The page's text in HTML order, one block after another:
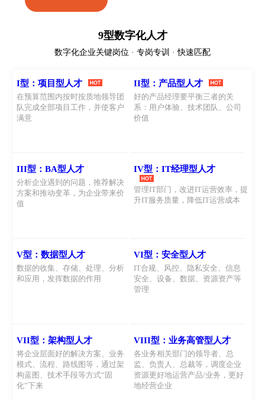
9型数字化人才
数字化企业关键岗位 · 专岗专训 · 快速匹配
I型：项目型人才
在预算范围内按时按质地领导团
队完成全部项目工作，并使客户
满意
II型：产品型人才
好的产品经理要平衡三者的关
系：用户体验、技术团队、公司
价值
III型：BA型人才
分析企业遇到的问题，推荐解决
方案和推动变革，为企业带来价
值
IV型：IT经理型人才
管理IT部门，改进IT运营效率，提
升IT服务质量，降低IT运营成本
V型：数据型人才
数据的收集、存储、处理、分析
和应用，发挥数据的作用
VI型：安全型人才
IT合规、风控、隐私安全、信息
安全、设备、数据、资源资产等
管理
VII型：架构型人才
将企业层面好的解决方案、业务
模式、流程、路线图等，通过架
构蓝图、技术手段等方式“固
化”下来
VIII型：业务高管型人才
各业务相关部门的领导者、总
监、负责人、总裁等，调度企业
资源更好地运营产品/业务，更好
地经营企业